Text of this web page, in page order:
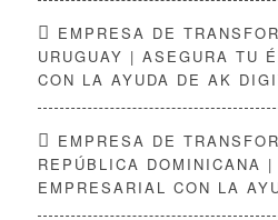
EMPRESA DE
URUGUAY | ASEGURA TU
CON LA AYUDA DE AK
EMPRESA DE
REPÚBLICA DOMINICANA
EMPRESARIAL CON LA